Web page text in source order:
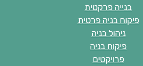
בנייה פרקטית
פיקוח בניה פרטית
ניהול בניה
פיקוח בניה
פרויקטים